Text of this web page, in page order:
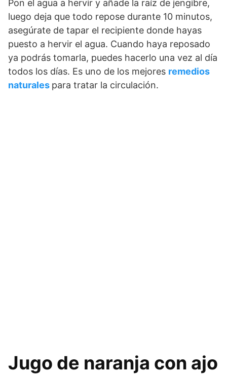
Pon el agua a hervir y añade la raíz de jengibre,
luego deja que todo repose durante 10 minutos,
asegúrate de tapar el recipiente donde hayas
puesto a hervir el agua. Cuando haya reposado
ya podrás tomarla, puedes hacerlo una vez al día
todos los días. Es uno de los mejores remedios
naturales para tratar la circulación.
Jugo de naranja con ajo